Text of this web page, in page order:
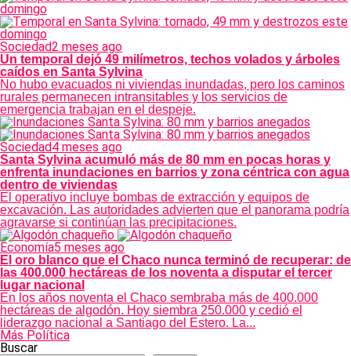
Sociedad2 meses ago
Un temporal dejó 49 milímetros, techos volados y árboles
caídos en Santa Sylvina
No hubo evacuados ni viviendas inundadas, pero los caminos
rurales permanecen intransitables y los servicios de
emergencia trabajan en el despeje.
Sociedad4 meses ago
Santa Sylvina acumuló más de 80 mm en pocas horas y
enfrenta inundaciones en barrios y zona céntrica con agua
dentro de viviendas
El operativo incluye bombas de extracción y equipos de
excavación. Las autoridades advierten que el panorama podría
agravarse si continúan las precipitaciones.
Economía5 meses ago
El oro blanco que el Chaco nunca terminó de recuperar: de
las 400.000 hectáreas de los noventa a disputar el tercer
lugar nacional
En los años noventa el Chaco sembraba más de 400.000
hectáreas de algodón. Hoy siembra 250.000 y cedió el
liderazgo nacional a Santiago del Estero. La...
Más Política
Buscar